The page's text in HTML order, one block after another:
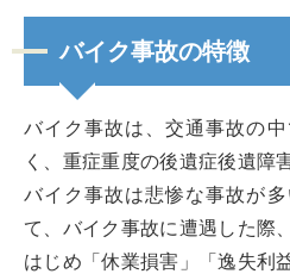
バイク事故の特徴
バイク事故は、交通事故の
く、重症重度の後遺症後遺障
バイク事故は悲惨な事故が
て、バイク事故に遭遇した際
はじめ「休業損害」「逸失利